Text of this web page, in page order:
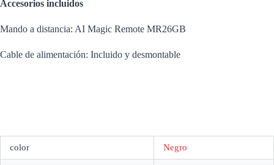
Accesorios incluidos
Mando a distancia: AI Magic Remote MR26GB
Cable de alimentación: Incluido y desmontable
color Negro